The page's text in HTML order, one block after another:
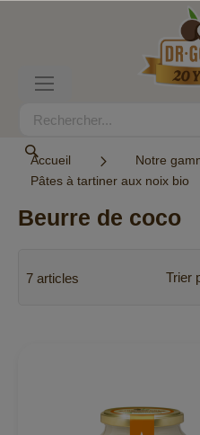
navigation
Rechercher
Accueil
Notre
Pâtes à tartiner aux noix bio
Beurre de coco
7 articles Trier